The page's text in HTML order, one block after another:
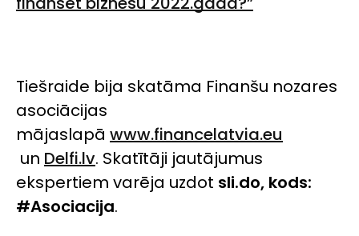
Tiešraide bija skatāma Finanšu nozares
asociācijas
mājaslapā www.financelatvia.eu
un Delfi.lv. Skatītāji jautājumus
ekspertiem varēja uzdot sli.do, kods:
#Asociacija.